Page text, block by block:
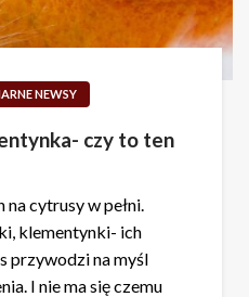
NEWSY
czy to ten
cytrusy w pełni.
klementynki- ich
przywodzi na myśl
I nie ma się czemu